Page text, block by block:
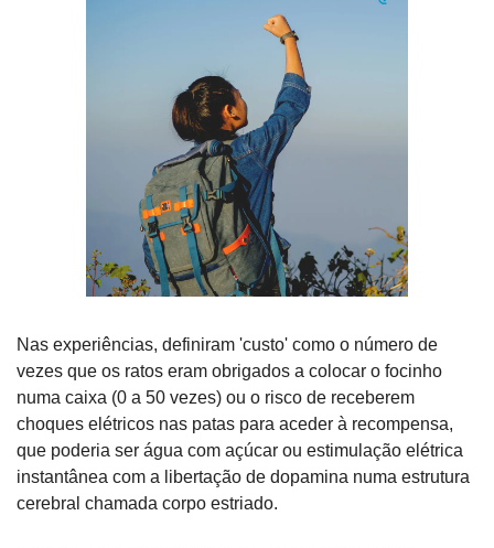
Nas experiências, definiram 'custo' como o número de
vezes que os ratos eram obrigados a colocar o focinho
numa caixa (0 a 50 vezes) ou o risco de receberem
choques elétricos nas patas para aceder à recompensa,
que poderia ser água com açúcar ou estimulação elétrica
instantânea com a libertação de dopamina numa estrutura
cerebral chamada corpo estriado.